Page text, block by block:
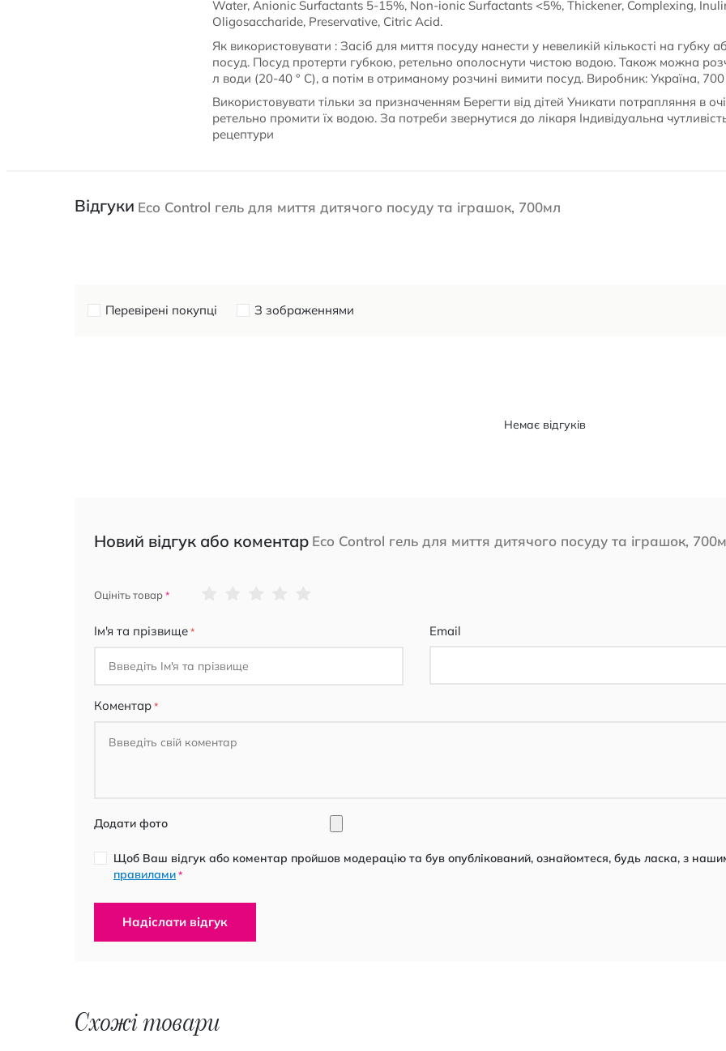
Water, Anionic Surfactants 5-15%, Non-ionic Surfactants <5%, Thickener, Complexing,
Oligosaccharide, Preservative, Citric Acid.
Як використовувати : Засіб для миття посуду нанести у невеликій кількості на губку
посуд. Посуд протерти губкою, ретельно ополоснути чистою водою. Також можна
л води (20-40 ° С), а потім в отриманому розчині вимити посуд. Виробник: Україна,
Використовувати тільки за призначенням Берегти від дітей Уникати потрапляння в
ретельно промити їх водою. За потреби звернутися до лікаря Індивідуальна
рецептури
Відгуки Eco Control гель для миття дитячого посуду та іграшок, 700мл
Перевірені покупці З зображеннями
Немає відгуків
Новий відгук або коментар Eco Control гель для миття дитячого посуду та іграшок,
Оцініть товар
Ім'я та прізвище Email
Коментар
Додати фото
Щоб Ваш відгук або коментар пройшов модерацію та був опублікований, ознайомтеся, будь ласка, з
правилами *
Надіслати відгук
Схожі товари